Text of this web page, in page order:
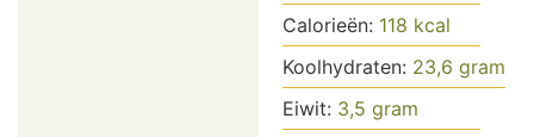
Calorieën: 118 kcal
Koolhydraten: 23,6 gram
Eiwit: 3,5 gram